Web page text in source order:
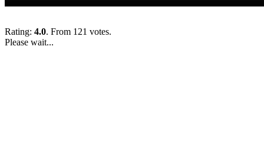
Rating: 4.0. From 121 votes.
Please wait...